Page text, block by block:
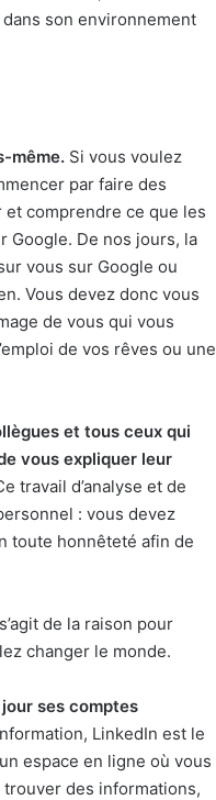
son environnement
même. Si vous voulez
par faire des
comprendre ce que les
Google. De nos jours, la
vous sur Google ou
Vous devez donc vous
de vous qui vous
de vos rêves ou une
et tous ceux qui
vous expliquer leur
travail d’analyse et de
: vous devez
toute honnêteté afin de
de la raison pour
changer le monde.
ses comptes
LinkedIn est le
espace en ligne où vous
des informations,